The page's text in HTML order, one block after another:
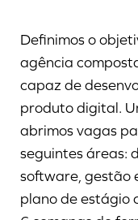
Definimos o
agência
capaz de
produto digital.
abrimos vagas
seguintes áreas:
software, gestão
plano de estágio